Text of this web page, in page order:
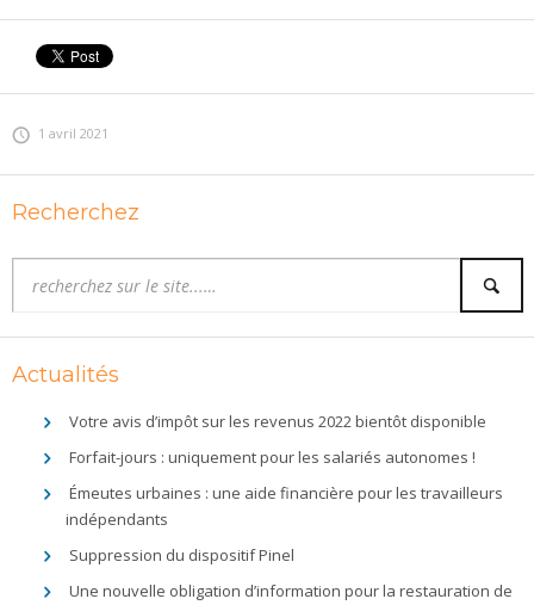
1 avril 2021
Recherchez
Actualités
Votre avis d’impôt sur les revenus 2022 bientôt disponible
Forfait-jours : uniquement pour les salariés autonomes !
Émeutes urbaines : une aide financière pour les travailleurs
indépendants
Suppression du dispositif Pinel
Une nouvelle obligation d’information pour la restauration de